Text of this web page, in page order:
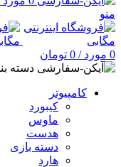
منو
0 مورد/
0 تومان
دسته
کامپیوتر
کیبورد
ماوس
هدست
دسته بازی
هارد